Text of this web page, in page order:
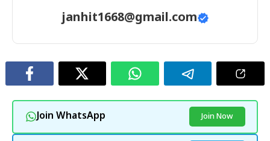
janhit1668@gmail.com
Join WhatsApp Join Now